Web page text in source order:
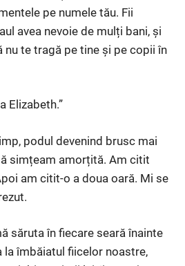
pe numele tău. Fii
avea nevoie de mulți bani, și
nu te tragă pe tine și pe copii în
Elizabeth.”
podul devenind brusc mai
simțeam amorțită. Am citit
am citit-o a doua oară. Mi se
săruta în fiecare seară înainte
la îmbăiatul fiicelor noastre,